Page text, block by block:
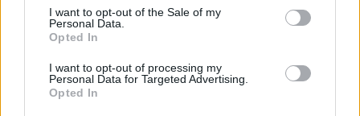
I want to opt-out of the Sale of my
Personal Data.
Opted In
I want to opt-out of processing my
Personal Data for Targeted Advertising.
Opted In
„Duzina de dezinformare” – Cei 12 care au
otrăvit planeta cu mesaje anti-vaccinare.
Printre ei, nepotul fostului președinte american
John F. Kennedy